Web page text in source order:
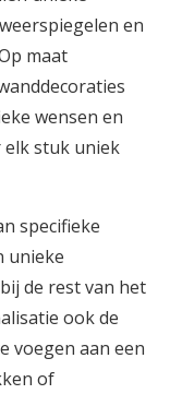
en
maat
wensen en
stuk uniek
specifieke
unieke
de rest van het
ook de
voegen aan een
of